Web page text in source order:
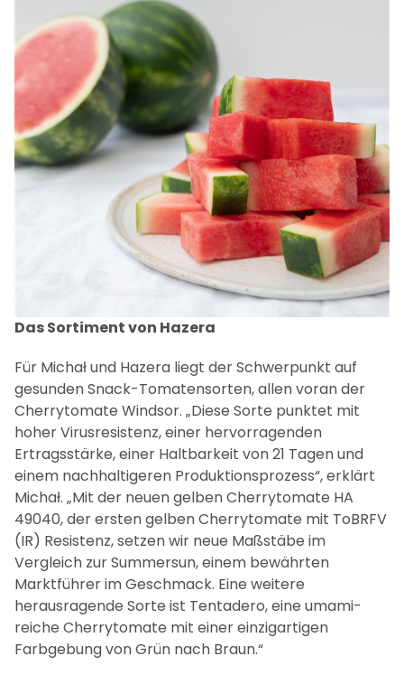
HM.CLAUSE hervor: „Unsere Piel de Sapo-, Galia- und
Cormorant-Sorten (Cantaloupe) bieten eine
perfekte Kombination aus ausgezeichnetem
Geschmack, langer Haltbarkeit und hoher
Fruchtqualität.“
Das Sortiment von Hazera
Für Michał und Hazera liegt der Schwerpunkt auf
gesunden Snack-Tomatensorten, allen voran der
Cherrytomate Windsor. „Diese Sorte punktet mit
hoher Virusresistenz, einer hervorragenden
Ertragsstärke, einer Haltbarkeit von 21 Tagen und
einem nachhaltigeren Produktionsprozess“, erklärt
Michał. „Mit der neuen gelben Cherrytomate HA